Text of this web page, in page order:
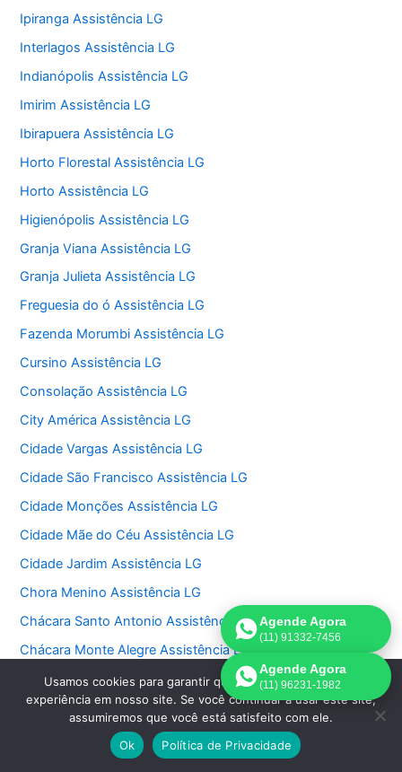
Ipiranga Assistência LG
Interlagos Assistência LG
Indianópolis Assistência LG
Imirim Assistência LG
Ibirapuera Assistência LG
Horto Florestal Assistência LG
Horto Assistência LG
Higienópolis Assistência LG
Granja Viana Assistência LG
Granja Julieta Assistência LG
Freguesia do ó Assistência LG
Fazenda Morumbi Assistência LG
Cursino Assistência LG
Consolação Assistência LG
City América Assistência LG
Cidade Vargas Assistência LG
Cidade São Francisco Assistência LG
Cidade Monções Assistência LG
Cidade Mãe do Céu Assistência LG
Cidade Jardim Assistência LG
Chora Menino Assistência LG
Chácara Santo Antonio Assistência LG
Chácara Monte Alegre Assistência LG
Chácara Klabin Assistência LG
Chácara Itaim Assistência LG
Chácara Inglesa Assistência LG
Agende Agora
(11) 91332-7456
Agende Agora
(11) 96231-1982
Usamos cookies para garantir que oferecemos a melhor
experiência em nosso site. Se você continuar a usar este site,
assumiremos que você está satisfeito com ele.
Ok
Política de Privacidade